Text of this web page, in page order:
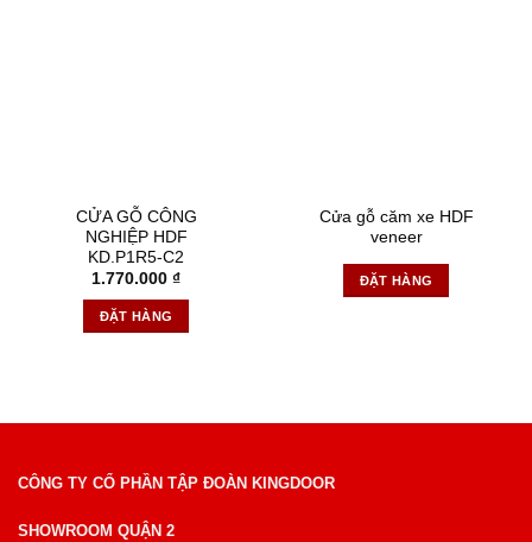
CỬA GỖ CÔNG
NGHIỆP HDF
KD.P1R5-C2
1.770.000 ₫
ĐẶT HÀNG
Cửa gỗ căm xe HDF
veneer
ĐẶT HÀNG
CÔNG TY CỔ PHẦN TẬP ĐOÀN KINGDOOR
SHOWROOM QUẬN 2